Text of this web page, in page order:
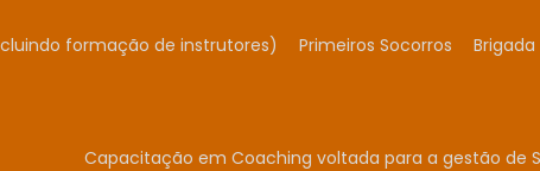
formação de instrutores) Primeiros Socorros
Capacitação em Coaching voltada para a gestão de